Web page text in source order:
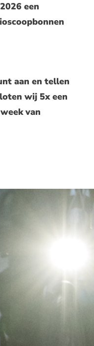
een
aan en tellen
wij 5x een
van